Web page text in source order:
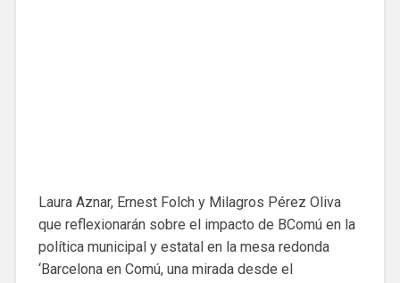
Laura Aznar, Ernest Folch y Milagros Pérez Oliva
que reflexionarán sobre el impacto de BComú en la
política municipal y estatal en la mesa redonda
‘Barcelona en Comú, una mirada desde el